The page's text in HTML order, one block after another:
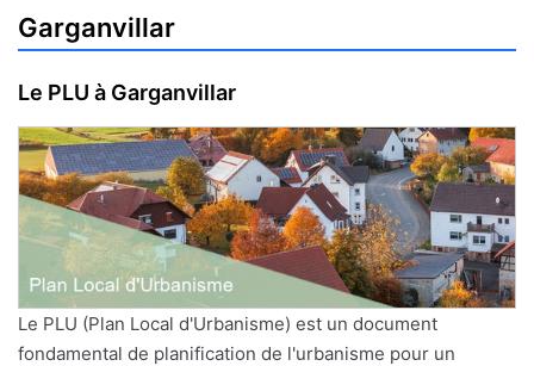
Garganvillar
Le PLU à Garganvillar
Le PLU (Plan Local d'Urbanisme) est un document
fondamental de planification de l'urbanisme pour un